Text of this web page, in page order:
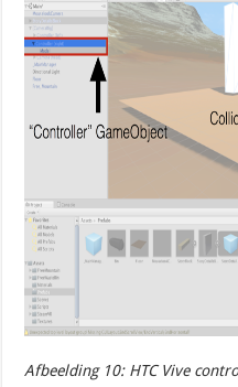
Afbeelding 10: HTC Vive